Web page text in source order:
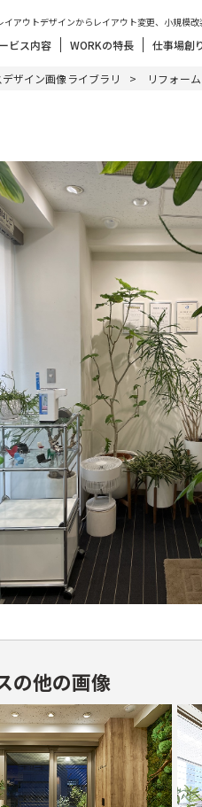
イアウトデザインからレイアウト変更、小規模
ビス内容 WORKの特長 仕事場創
ザイン画像ライブラリ リフォー
の他の画像